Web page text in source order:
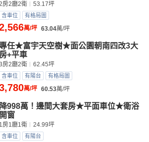
房2廳2衛 53.17坪
含車位 有格局圖
萬/坪 63.04萬/坪
任★富宇天空樹★面公園朝南四改3大
房+平車
房2廳2衛 62.45坪
含車位 有陽台 有格局圖
萬/坪 60.53萬/坪
降998萬！邊間大套房★平面車位★衛浴
開窗
1房1廳1衛 24.99坪
含車位 有陽台